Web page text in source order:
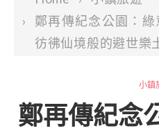
鄭再傳紀念公園：綠
彷彿仙境般的避世樂
小鎮
鄭再傳紀念